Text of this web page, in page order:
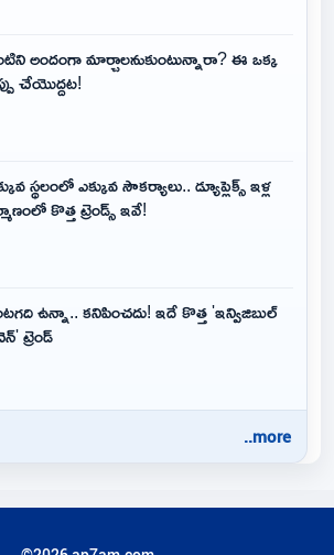
అందంగా మార్చాలనుకుంటున్నారా? ఈ ఒక్క
చేయొద్దట!
స్థలంలో ఎక్కువ సౌకర్యాలు.. డ్యూప్లెక్స్ ఇళ్ల
కొత్త ట్రెండ్స్ ఇవే!
ఉన్నా.. కనిపించదు! ఇదే కొత్త 'ఇన్విజిబుల్
ట్రెండ్
..more